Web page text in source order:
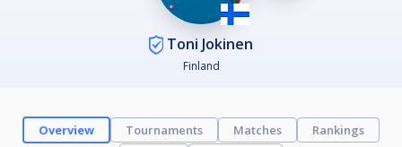
Toni Jokinen
Finland
Overview Tournaments Matches
Rankings